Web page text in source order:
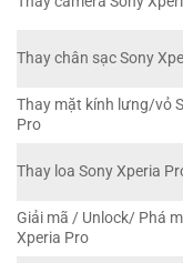
Thay chân sạc Sony
Thay mặt kính lưng/vỏ
Pro
Thay loa Sony Xperia
Giải mã / Unlock/ Phá
Xperia Pro